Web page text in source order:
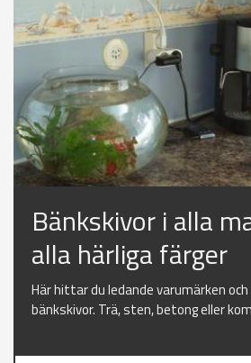
Bänkskivor i alla
alla härliga färger
Här hittar du ledande varumärken
bänkskivor. Trä, sten, betong eller